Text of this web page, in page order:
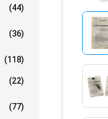
(44)
(36)
(118)
(22)
(77)